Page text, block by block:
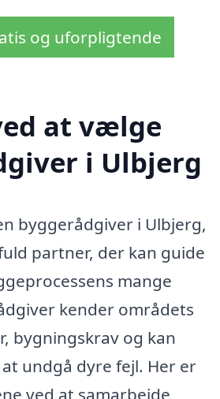
og uforpligtende
at vælge
i Ulbjerg
byggerådgiver i Ulbjerg,
partner, der kan guide
mange
kender områdets
bygningskrav og kan
undgå dyre fejl. Her er
ved at samarbejde